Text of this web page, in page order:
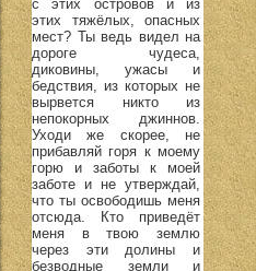
с этих островов и из
этих тяжёлых, опасных
мест? Ты ведь видел на
дороге чудеса,
диковины, ужасы и
бедствия, из которых не
вырвется никто из
непокорных джиннов.
Уходи же скорее, не
прибавляй горя к моему
горю и заботы к моей
заботе и не утверждай,
что ты освободишь меня
отсюда. Кто приведёт
меня в твою землю
через эти долины и
безводные земли и